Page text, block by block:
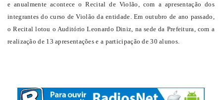
e anualmente acontece o Recital de Violão, com a apresentação dos
integrantes do curso de Violão da entidade. Em outubro de ano passado,
o Recital lotou o Auditório Leonardo Diniz, na sede da Prefeitura, com a
realização de 13 apresentações e a participação de 30 alunos.